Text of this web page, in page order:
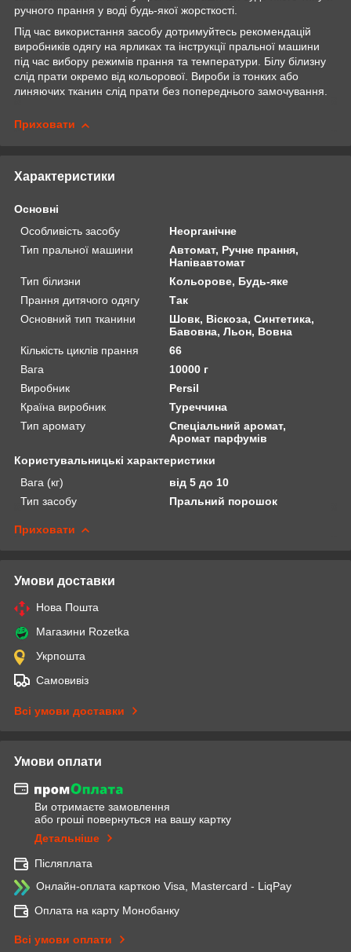
ручного прання у воді будь-якої жорсткості.
Під час використання засобу дотримуйтесь рекомендацій
виробників одягу на ярликах та інструкції пральної машини
під час вибору режимів прання та температури. Білу білизну
слід прати окремо від кольорової. Вироби із тонких або
линяючих тканин слід прати без попереднього замочування.
Приховати
Характеристики
Основні
Особливість засобу
Неорганічне
Тип пральної машини
Автомат, Ручне прання,
Напівавтомат
Тип білизни
Кольорове, Будь-яке
Прання дитячого одягу
Так
Основний тип тканини
Шовк, Віскоза, Синтетика,
Бавовна, Льон, Вовна
Кількість циклів прання
66
Вага
10000 г
Виробник
Persil
Країна виробник
Туреччина
Тип аромату
Спеціальний аромат,
Аромат парфумів
Користувальницькі характеристики
Вага (кг)
від 5 до 10
Тип засобу
Пральний порошок
Приховати
Умови доставки
Нова Пошта
Магазини Rozetka
Укрпошта
Самовивіз
Всі умови доставки
Умови оплати
Ви отримаєте замовлення
або гроші повернуться на вашу картку
Детальніше
Післяплата
Онлайн-оплата карткою Visa, Mastercard - LiqPay
Оплата на карту Монобанку
Всі умови оплати